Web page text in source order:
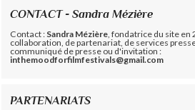
CONTACT - Sandra Mézière
Contact : Sandra Mézière , fondatrice du site
collaboration, de partenariat, de services
communiqué de presse ou d'invitation :
inthemoodforfilmfestivals@gmail.com
PARTENARIATS